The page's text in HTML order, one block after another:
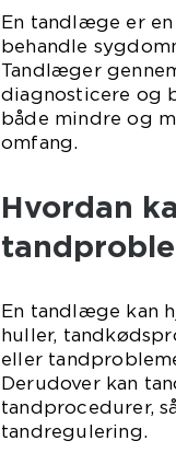
En tandlæge er
behandle
Tandlæger
diagnosticere og
både mindre og
omfang.
Hvordan
En tandlæge kan
huller,
eller
Derudover kan
tandprocedurer,
tandregulering.